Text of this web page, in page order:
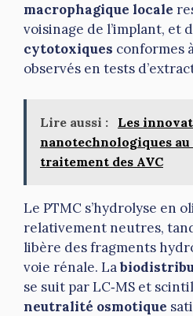
macrophagique locale
voisinage de l’implant, et
cytotoxiques conformes
observés en tests
Lire aussi :
Les
nanotechnologiques au
traitement des AVC
Le PTMC s’hydrolyse en
relativement neutres,
libère des fragments
voie rénale. La
se suit par LC‑MS et
neutralité osmotique